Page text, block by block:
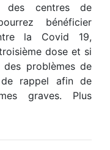
des centres de
bénéficier
la Covid 19,
dose et si
problèmes de
rappel afin de
graves. Plus